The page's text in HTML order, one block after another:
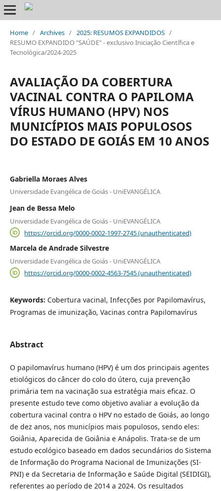
Home / Archives / 2025: RESUMOS EXPANDIDOS /
RESUMO EXPANDIDO "SAÚDE" - exclusivo Iniciação Científica e
Tecnológica/2024-2025
AVALIAÇÃO DA COBERTURA
VACINAL CONTRA O PAPILOMA
VÍRUS HUMANO (HPV) NOS
MUNICÍPIOS MAIS POPULOSOS
DO ESTADO DE GOIÁS EM 10 ANOS
Gabriella Moraes Alves
Universidade Evangélica de Goiás - UniEVANGÉLICA
Jean de Bessa Melo
Universidade Evangélica de Goiás - UniEVANGÉLICA
https://orcid.org/0000-0002-1997-2745 (unauthenticated)
Marcela de Andrade Silvestre
Universidade Evangélica de Goiás - UniEVANGÉLICA
https://orcid.org/0000-0002-4563-7545 (unauthenticated)
Keywords: Cobertura vacinal, Infecções por Papilomavírus,
Programas de imunização, Vacinas contra Papilomavírus
Abstract
O papilomavírus humano (HPV) é um dos principais agentes
etiológicos do câncer do colo do útero, cuja prevenção
primária tem na vacinação sua estratégia mais eficaz. O
presente estudo teve como objetivo avaliar a evolução da
cobertura vacinal contra o HPV no estado de Goiás, ao longo
de dez anos, nos municípios mais populosos, sendo eles:
Goiânia, Aparecida de Goiânia e Anápolis. Trata-se de um
estudo ecológico baseado em dados secundários do Sistema
de Informação do Programa Nacional de Imunizações (SI-
PNI) e da Secretaria de Informação e Saúde Digital (SEIDIGI),
referentes ao período de 2014 a 2024. Os resultados